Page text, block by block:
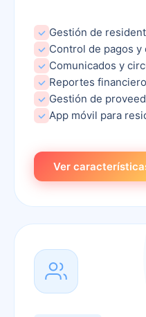
Gestión de
Control de pagos
Comunicados y
Reportes
Gestión de
App móvil para
Ver